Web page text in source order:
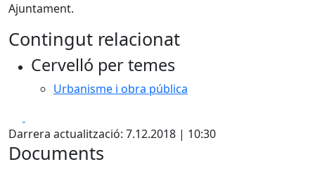
Ajuntament.
Contingut relacionat
Cervelló per temes
Urbanisme i obra pública
Darrera actualització: 7.12.2018 | 10:30
Documents